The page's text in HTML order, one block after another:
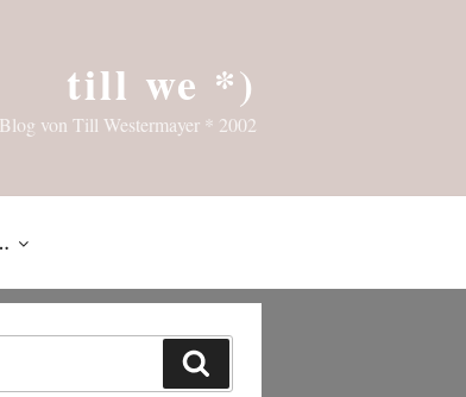
till we *)
von Till Westermayer * 2002